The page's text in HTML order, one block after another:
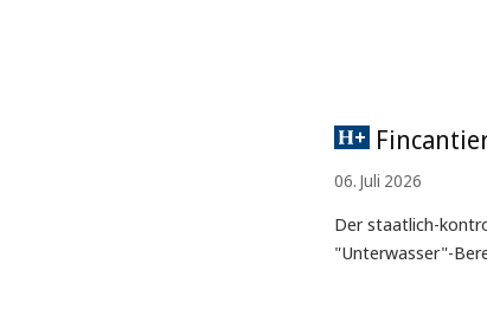
06. Juli 2026
Der staatlich-
"Unterwasser"-